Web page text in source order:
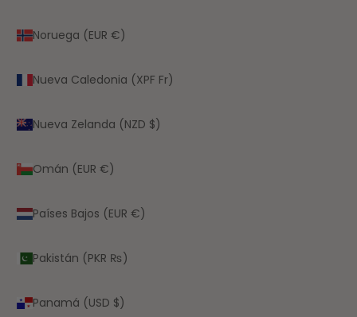
Noruega (EUR €)
Nueva Caledonia (XPF Fr)
Nueva Zelanda (NZD $)
Omán (EUR €)
Países Bajos (EUR €)
Pakistán (PKR ₨)
Panamá (USD $)